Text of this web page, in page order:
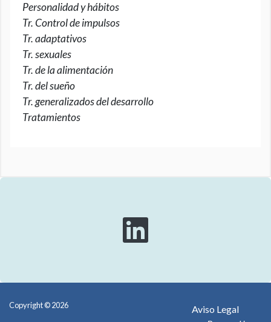
Personalidad y hábitos
Tr. Control de impulsos
Tr. adaptativos
Tr. sexuales
Tr. de la alimentación
Tr. del sueño
Tr. generalizados del desarrollo
Tratamientos
Copyright © 2026
Aviso Legal